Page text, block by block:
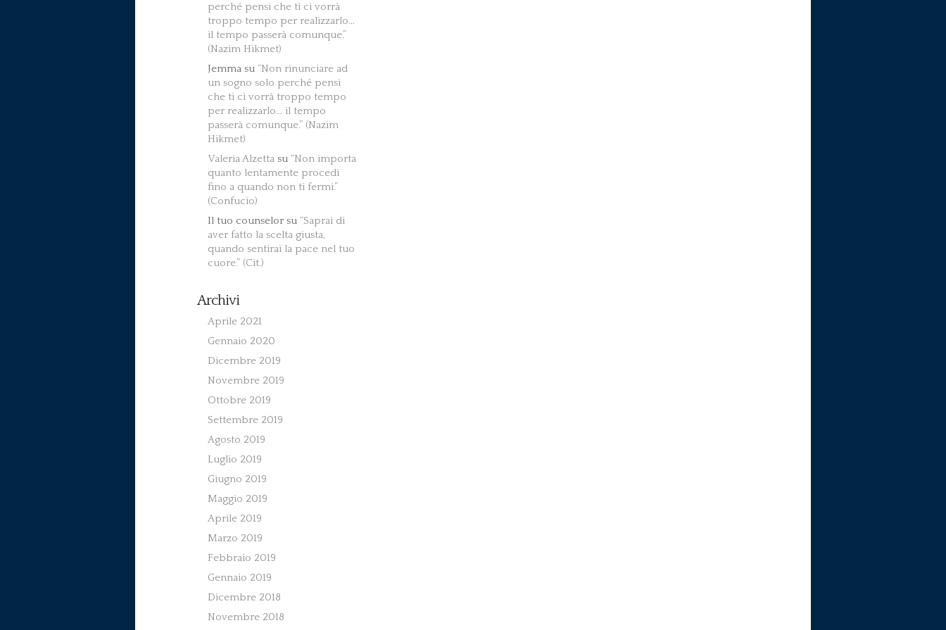
perché pensi che ti ci vorrà
troppo tempo per realizzarlo…
il tempo passerà comunque.”
(Nazim Hikmet)
Jemma su “Non rinunciare ad
un sogno solo perché pensi
che ti ci vorrà troppo tempo
per realizzarlo… il tempo
passerà comunque.” (Nazim
Hikmet)
Valeria Alzetta su “Non importa
quanto lentamente procedi
fino a quando non ti fermi.”
(Confucio)
Il tuo counselor su “Saprai di
aver fatto la scelta giusta,
quando sentirai la pace nel tuo
cuore.” (Cit.)
Archivi
Aprile 2021
Gennaio 2020
Dicembre 2019
Novembre 2019
Ottobre 2019
Settembre 2019
Agosto 2019
Luglio 2019
Giugno 2019
Maggio 2019
Aprile 2019
Marzo 2019
Febbraio 2019
Gennaio 2019
Dicembre 2018
Novembre 2018